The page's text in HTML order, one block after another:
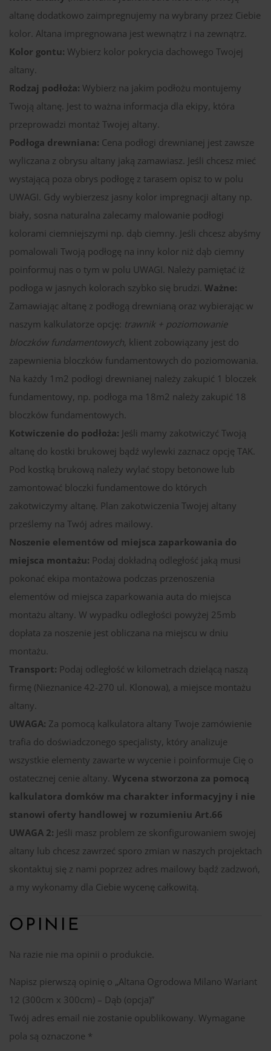
altanę dodatkowo zaimpregnujemy na wybrany przez Ciebie
kolor. Altana impregnowana jest wewnątrz i na zewnątrz.
Kolor gontu: Wybierz kolor pokrycia dachowego Twojej
altany.
Rodzaj podłoża: Wybierz na jakim podłożu montujemy
Twoją altanę. Jest to ważna informacja dla ekipy, która
przeprowadzi montaż Twojej altany.
Podłoga drewniana: Cena podłogi drewnianej jest zawsze
wyliczana z obrysu altany jaką zamawiasz. Jeśli chcesz mieć
wystającą poza obrys podłogę z tarasem opisz to w polu
UWAGI. Gdy wybierzesz jasny kolor impregnacji altany np.
biały, sosna naturalna zalecamy malowanie podłogi
kolorami ciemniejszymi np. dąb ciemny. Jeśli chcesz abyśmy
pomalowali Twoją podłogę na inny kolor niż dąb ciemny
poinformuj nas o tym w polu UWAGI. Należy pamiętać iż
podłoga w jasnych kolorach szybko się brudzi. Ważne:
Zamawiając altanę z podłogą drewnianą oraz wybierając w
naszym kalkulatorze opcję: trawnik + poziomowanie
bloczków fundamentowych, klient zobowiązany jest do
zapewnienia bloczków fundamentowych do poziomowania.
Na każdy 1m2 podłogi drewnianej należy zakupić 1 bloczek
fundamentowy, np. podłoga ma 18m2 należy zakupić 18
bloczków fundamentowych.
Kotwiczenie do podłoża: Jeśli mamy zakotwiczyć Twoją
altanę do kostki brukowej bądź wylewki zaznacz opcję TAK.
Pod kostką brukową należy wylać stopy betonowe lub
zamontować bloczki fundamentowe do których
zakotwiczymy altanę. Plan zakotwiczenia Twojej altany
prześlemy na Twój adres mailowy.
Noszenie elementów od miejsca zaparkowania do
miejsca montażu: Podaj dokładną odległość jaką musi
pokonać ekipa montażowa podczas przenoszenia
elementów od miejsca zaparkowania auta do miejsca
montażu altany. W wypadku odległości powyżej 25mb
dopłata za noszenie jest obliczana na miejscu w dniu
montażu.
Transport: Podaj odległość w kilometrach dzielącą naszą
firmę (Nieznanice 42-270 ul. Klonowa), a miejsce montażu
altany.
UWAGA: Za pomocą kalkulatora altany Twoje zamówienie
trafia do doświadczonego specjalisty, który analizuje
wszystkie elementy zawarte w wycenie i poinformuje Cię o
ostatecznej cenie altany. Wycena stworzona za pomocą
kalkulatora domków ma charakter informacyjny i nie
stanowi oferty handlowej w rozumieniu Art.66
UWAGA 2: Jeśli masz problem ze skonfigurowaniem swojej
altany lub chcesz zawrzeć sporo zmian w naszych projektach
skontaktuj się z nami poprzez adres mailowy bądź zadzwoń,
a my wykonamy dla Ciebie wycenę całkowitą.
OPINIE
Na razie nie ma opinii o produkcie.
Napisz pierwszą opinię o „Altana Ogrodowa Milano Wariant
12 (300cm x 300cm) – Dąb (opcja)”
Twój adres email nie zostanie opublikowany. Wymagane
pola są oznaczone *